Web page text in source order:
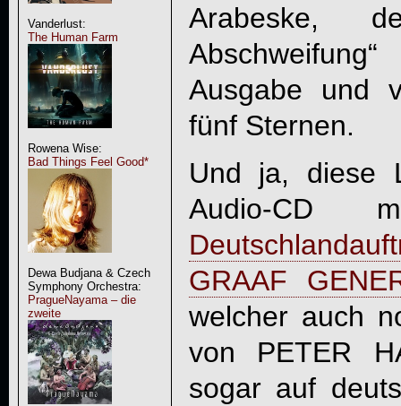
Vanderlust:
The Human Farm
Rowena Wise:
Bad Things Feel Good*
Dewa Budjana & Czech
Symphony Orchestra:
PragueNayama – die
zweite
Arabeske,
Ausgabe und
fünf Sternen.
Und ja, diese
Audio-
GRAAF
welcher auch
von PETER
sogar auf